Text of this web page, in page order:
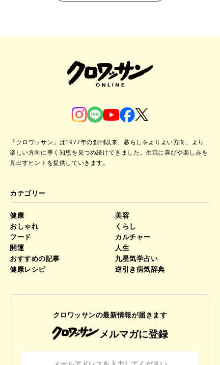
「クロワッサン」は1977年の創刊以来、暮らしをよりよい方向、より
楽しい方向に導く知恵を見つめ続けてきました。生活に喜びや楽しみを
見出すヒントを提供していきます。
カテゴリー
健康
美容
おしゃれ
くらし
フード
カルチャー
開運
人生
おすすめの記事
九星気学占い
健康レシピ
逆引き病気辞典
クロワッサンの最新情報が届きます
メルマガに登録